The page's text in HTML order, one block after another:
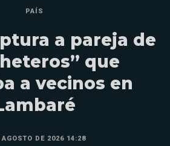
PAÍS
a pareja de
que
a vecinos en
AGOSTO DE 2026 14:28